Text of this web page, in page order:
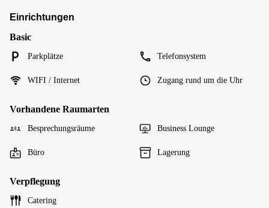
Einrichtungen
Basic
Parkplätze Telefonsystem
WIFI / Internet Zugang rund um die Uhr
Vorhandene Raumarten
Besprechungsräume Business Lounge
Büro Lagerung
Verpflegung
Catering